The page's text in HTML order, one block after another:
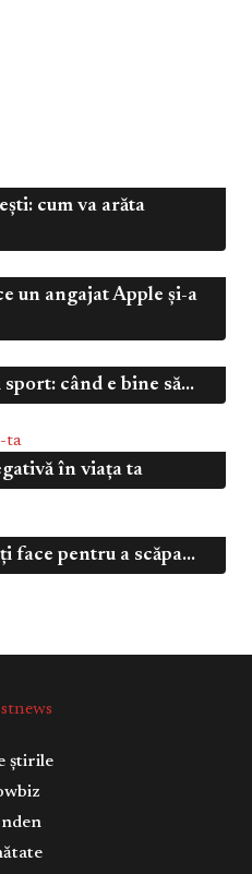
cum va arăta
un angajat Apple și-a
când e bine să...
în viața ta
face pentru a scăpa...
știrile